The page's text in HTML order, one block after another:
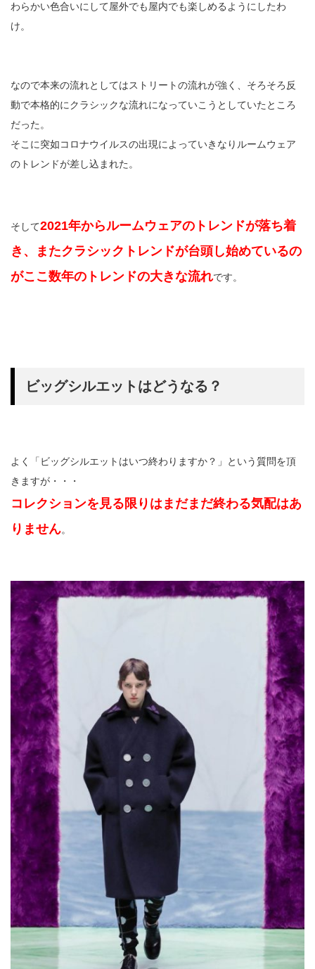
わらかい色合いにして屋外でも屋内でも楽しめるようにしたわ
け。
なので本来の流れとしてはストリートの流れが強く、そろそろ反
動で本格的にクラシックな流れになっていこうとしていたところ
だった。
そこに突如コロナウイルスの出現によっていきなりルームウェア
のトレンドが差し込まれた。
そして2021年からルームウェアのトレンドが落ち着
き、またクラシックトレンドが台頭し始めているの
がここ数年のトレンドの大きな流れです。
ビッグシルエットはどうなる？
よく「ビッグシルエットはいつ終わりますか？」という質問を頂
きますが・・・
コレクションを見る限りはまだまだ終わる気配はあ
りません。